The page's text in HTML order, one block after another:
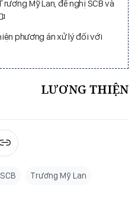
Mỹ Lan, đề nghị SCB và
phương án xử lý đối với
LƯƠNG THIỆN
Trương Mỹ Lan